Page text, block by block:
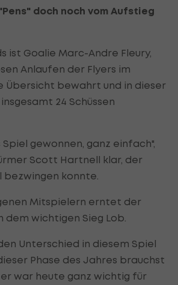
doch noch vom Aufstieg
ist Goalie Marc-Andre Fleury,
Anlaufen der Flyers im
Übersicht bewahrt und in dieser
24 Schüssen
gewonnen, ganz einfach",
Scott Hartnell klar, der
bezwingen konnte.
Mitspielern erntet der
wichtigen Sieg Lob.
Unterschied in diesem Spiel
Phase des Jahres brauchst
war heute ganz wichtig für